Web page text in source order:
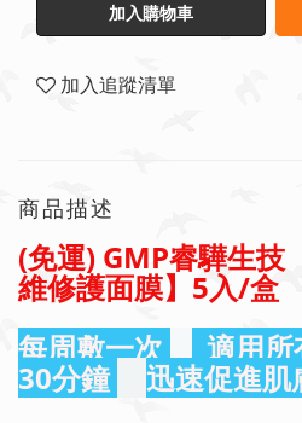
加入購物車
加入追蹤清單
商品描述
(免運) GMP睿驊生技
維修護面膜】5入/盒
每周敷一次
適用
30分鐘 迅速促進肌